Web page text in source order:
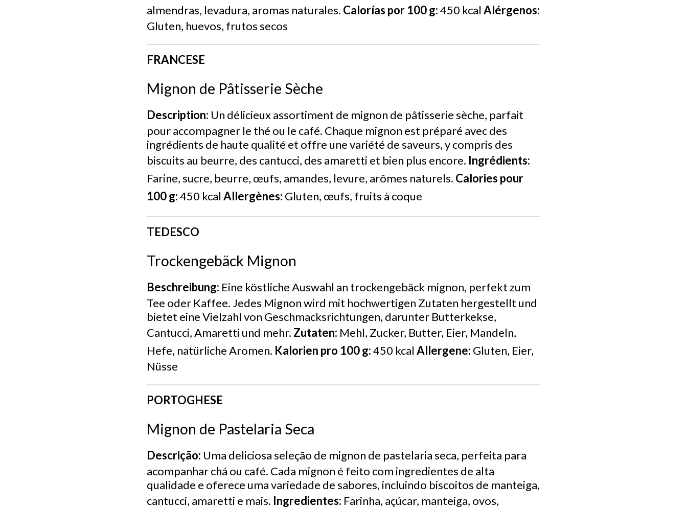
almendras, levadura, aromas naturales. Calorías por 100 g:450 kcal Alérgenos:
Gluten, huevos, frutos secos
FRANCESE
Mignon de Pâtisserie Sèche
Description: Un délicieux assortiment de mignon de pâtisserie sèche, parfait
pour accompagner le thé ou le café. Chaque mignon est préparé avec des
ingrédients de haute qualité et offre une variété de saveurs, y compris des
biscuits au beurre, des cantucci, des amaretti et bien plus encore. Ingrédients:
Farine, sucre, beurre, œufs, amandes, levure, arômes naturels. Calories pour
100 g:450 kcal Allergènes: Gluten, œufs, fruits à coque
TEDESCO
Trockengebäck Mignon
Beschreibung: Eine köstliche Auswahl an trockengebäck mignon, perfekt zum
Tee oder Kaffee. Jedes Mignon wird mit hochwertigen Zutaten hergestellt und
bietet eine Vielzahl von Geschmacksrichtungen, darunter Butterkekse,
Cantucci, Amaretti und mehr. Zutaten: Mehl, Zucker, Butter, Eier, Mandeln,
Hefe, natürliche Aromen. Kalorien pro 100 g:450 kcal Allergene: Gluten, Eier,
Nüsse
PORTOGHESE
Mignon de Pastelaria Seca
Descrição: Uma deliciosa seleção de mignon de pastelaria seca, perfeita para
acompanhar chá ou café. Cada mignon é feito com ingredientes de alta
qualidade e oferece uma variedade de sabores, incluindo biscoitos de manteiga,
cantucci, amaretti e mais. Ingredientes: Farinha, açúcar, manteiga, ovos,